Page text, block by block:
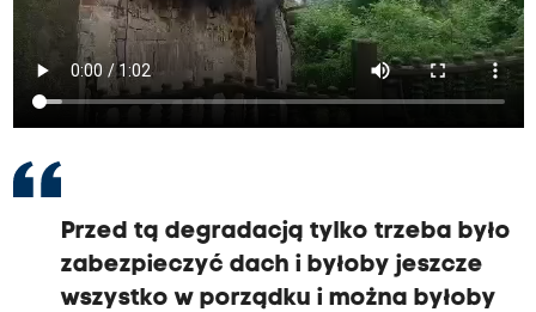
Przed tą degradacją tylko trzeba było
zabezpieczyć dach i byłoby jeszcze
wszystko w porządku i można byłoby